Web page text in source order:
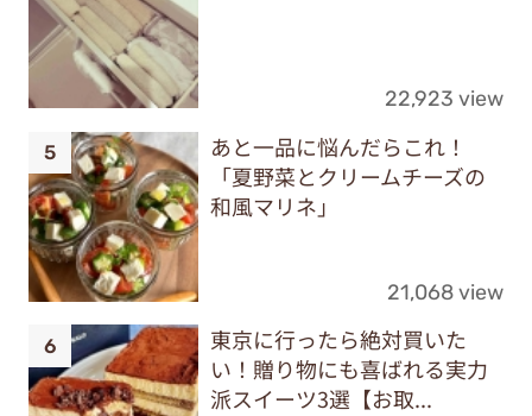
22,923 view
あと一品に悩んだらこれ！
「夏野菜とクリームチーズの
和風マリネ」
21,068 view
東京に行ったら絶対買いた
い！贈り物にも喜ばれる実力
派スイーツ3選【お取...